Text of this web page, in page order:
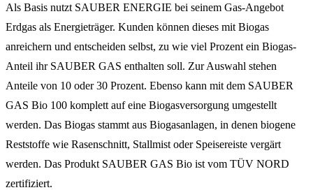
Als Basis nutzt SAUBER ENERGIE bei seinem Gas-Angebot
Erdgas als Energieträger. Kunden können dieses mit Biogas
anreichern und entscheiden selbst, zu wie viel Prozent ein Biogas-
Anteil ihr SAUBER GAS enthalten soll. Zur Auswahl stehen
Anteile von 10 oder 30 Prozent. Ebenso kann mit dem SAUBER
GAS Bio 100 komplett auf eine Biogasversorgung umgestellt
werden. Das Biogas stammt aus Biogasanlagen, in denen biogene
Reststoffe wie Rasenschnitt, Stallmist oder Speisereiste vergärt
werden. Das Produkt SAUBER GAS Bio ist vom TÜV NORD
zertifiziert.